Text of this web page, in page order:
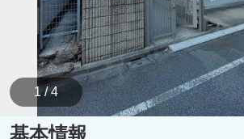
1 / 4
基本情報